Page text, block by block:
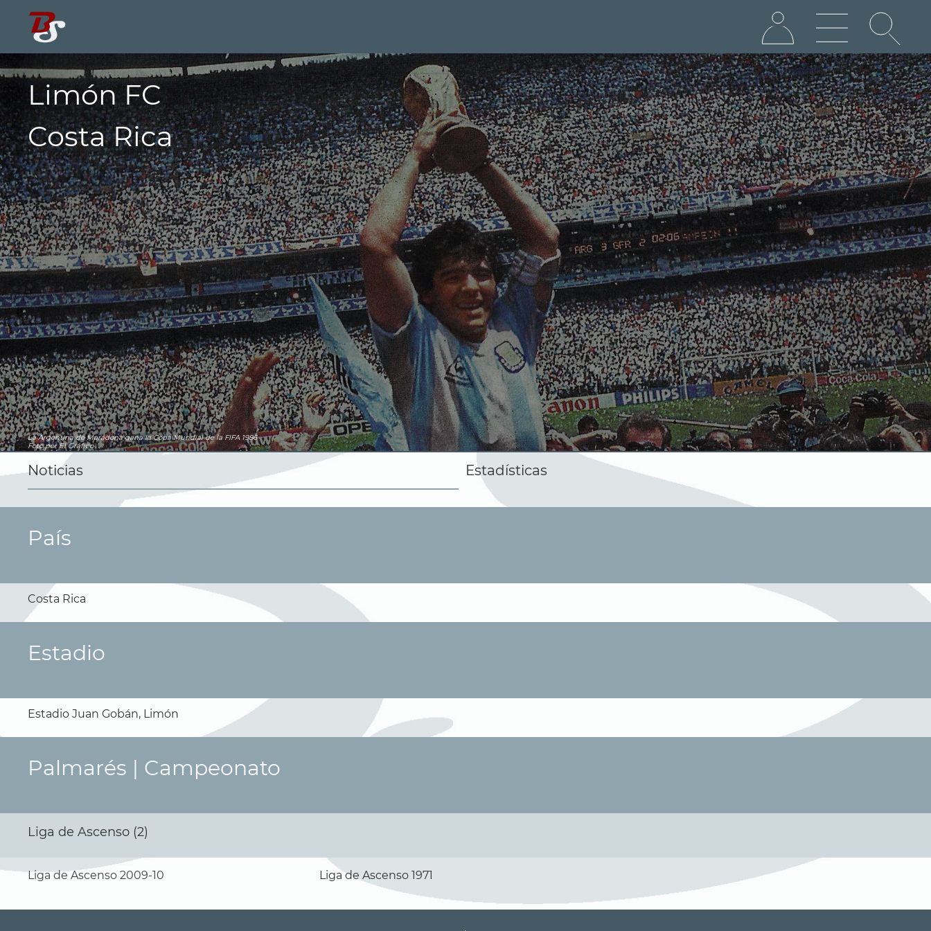
Limón FC
Costa Rica
La Argentina de Maradona gana la Copa Mundial de la FIFA 1986
Foto por El Gráfico
Noticias Estadísticas
País
Costa Rica
Estadio
Estadio Juan Gobán, Limón
Palmarés | Campeonato
Liga de Ascenso (2)
Liga de Ascenso 2009-10 Liga de Ascenso 1971